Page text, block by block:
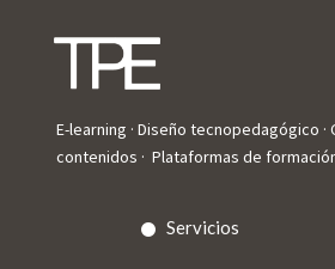
E-learning · Diseño tecnopedagógico ·
contenidos · Plataformas de
Servicios